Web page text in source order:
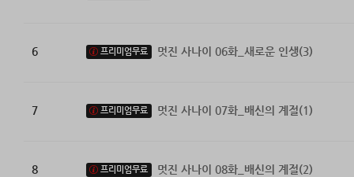
6 프리미엄무료 멋진 사나이 06화_새로운 인생(3)
7 프리미엄무료 멋진 사나이 07화_배신의 계절(1)
8 프리미엄무료 멋진 사나이 08화_배신의 계절(2)